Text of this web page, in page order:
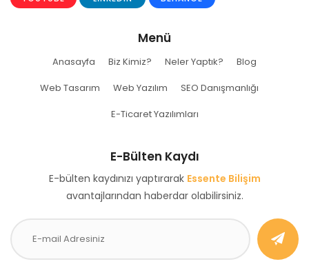
Menü
Anasayfa Biz Kimiz? Neler Yaptık?
Blog
Web Tasarım
Web Yazılım
SEO Danışmanlığı
E-Ticaret Yazılımları
E-Bülten Kaydı
E-bülten kaydınızı yaptırarak Essente Bilişim
avantajlarından haberdar olabilirsiniz.